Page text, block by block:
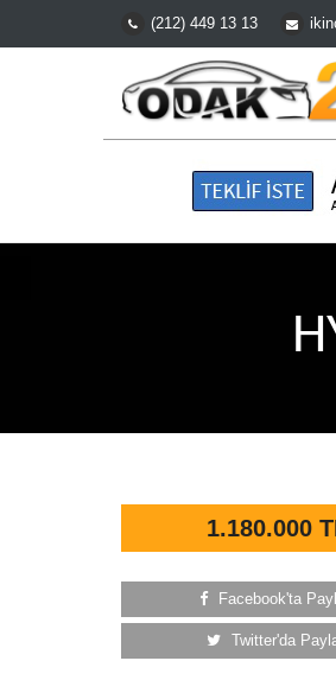
(212) 449 13 13
1.180.000
Facebook'ta
Twitter'da